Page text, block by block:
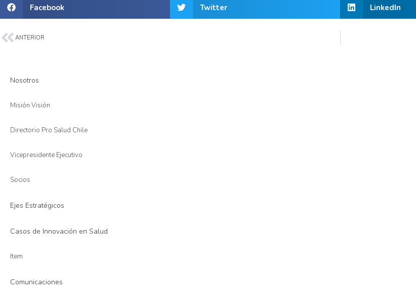
Facebook
Twitter LinkedIn
ANTERIOR
Nosotros
Misión Visión
Directorio Pro Salud Chile
Vicepresidente Ejecutivo
Socios
Ejes Estratégicos
Casos de Innovación en Salud
Item
Comunicaciones